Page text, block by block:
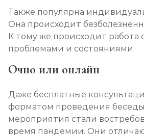
Также популярна
Она происходит
К тому же происходит работа
проблемами и состояниями.
Очно или онлайн
Даже бесплатные
форматом проведения
мероприятия стали
время пандемии. Они